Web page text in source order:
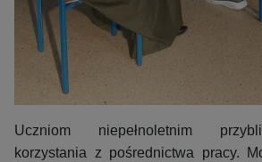
Uczniom niepełnoletnim
korzystania z pośrednictwa pracy.